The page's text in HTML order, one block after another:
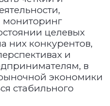
целевых
них конкурентов,
и
в
экономики
стабильного